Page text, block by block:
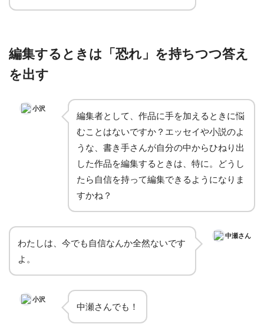
編集するときは「恐れ」を持ちつつ答え
を出す
小沢
編集者として、作品に手を加えるときに悩
むことはないですか？エッセイや小説のよ
うな、書き手さんが自分の中からひねり出
した作品を編集するときは、特に。どうし
たら自信を持って編集できるようになりま
すかね？
わたしは、今でも自信なんか全然ないです
よ。
中瀬さん
小沢
中瀬さんでも！